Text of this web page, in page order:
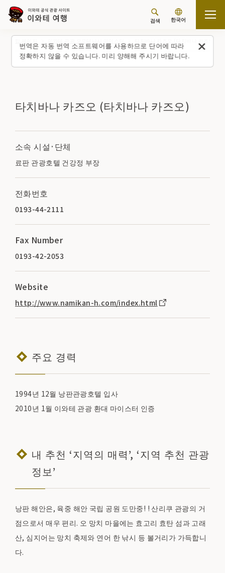
번역은 자동 번역 소프트웨어를 사용하므로 단어에 따라
정확하지 않을 수 있습니다. 미리 양해해 주시기 바랍니다.
검색 한국어
타치바나 카즈오 (타치바나 카즈오)
소속 시설·단체
료판 관광호텔 건강정 부장
전화번호
0193-44-2111
Fax Number
0193-42-2053
Website
http://www.namikan-h.com/index.html
주요 경력
1994년 12월 낭판관광호텔 입사
2010년 1월 이와테 관광 환대 마이스터 인증
내 추천 ‘지역의 매력’, ‘지역 추천 관광
정보’
낭판 해안은, 육중 해안 국립 공원 도만중! ! 산리쿠 관광의 거
점으로서 매우 편리. 오 망치 마을에는 효고리 효탄 섬과 고래
산, 심지어는 망치 축제와 연어 한 낚시 등 볼거리가 가득합니
다.